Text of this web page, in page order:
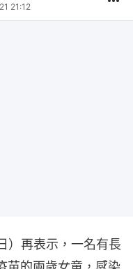
21:12
）再表示，一名有長